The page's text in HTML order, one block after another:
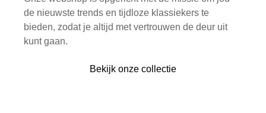
de nieuwste trends en tijdloze klassiekers te
bieden, zodat je altijd met vertrouwen de deur uit
kunt gaan.
Bekijk onze collectie